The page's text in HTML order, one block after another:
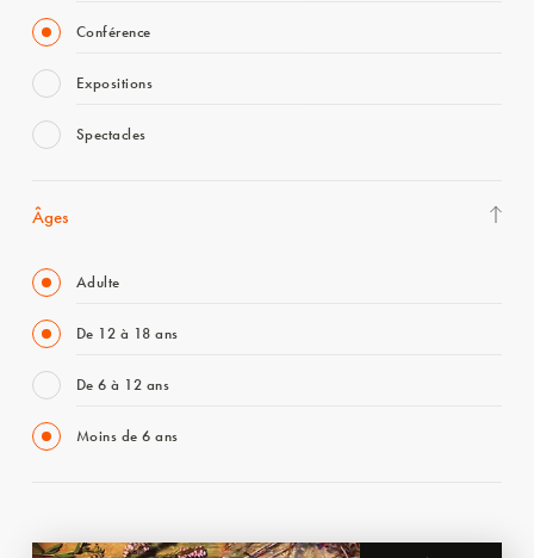
Conférence
Expositions
Spectacles
Âges
Adulte
De 12 à 18 ans
De 6 à 12 ans
Moins de 6 ans